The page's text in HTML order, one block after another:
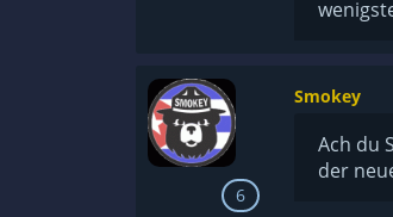
6
Smokey
Ach du
der